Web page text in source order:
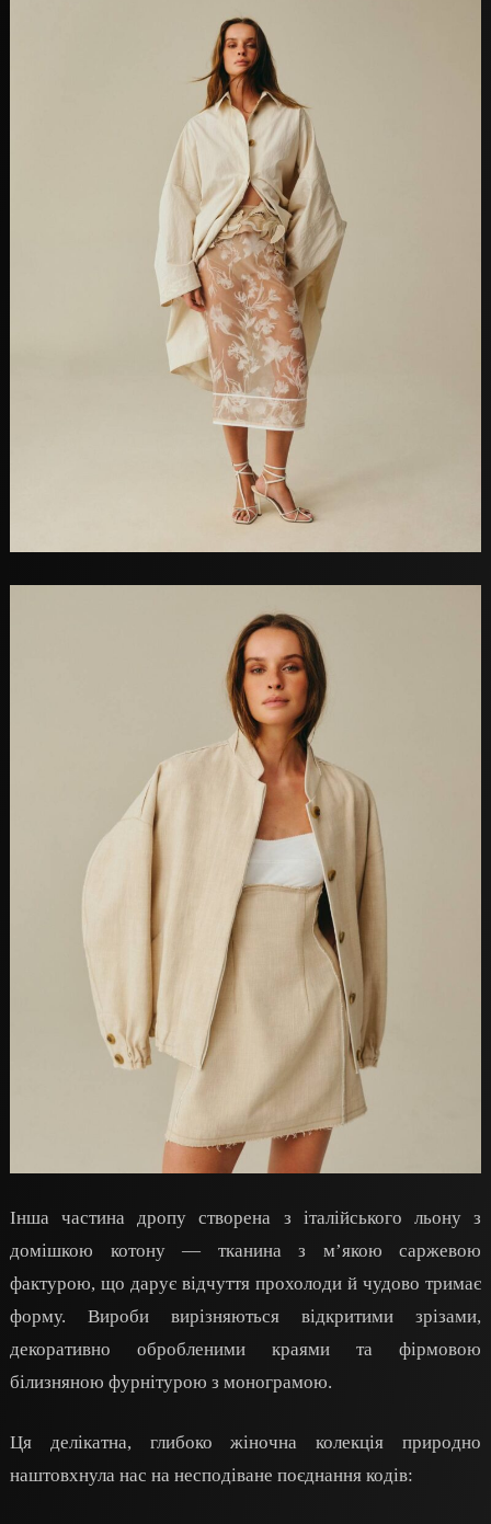
Інша частина дропу створена з італійського льону з
домішкою котону — тканина з м’якою саржевою
фактурою, що дарує відчуття прохолоди й чудово тримає
форму. Вироби вирізняються відкритими зрізами,
декоративно обробленими краями та фірмовою
білизняною фурнітурою з монограмою.
Ця делікатна, глибоко жіночна колекція природно
наштовхнула нас на несподіване поєднання кодів: